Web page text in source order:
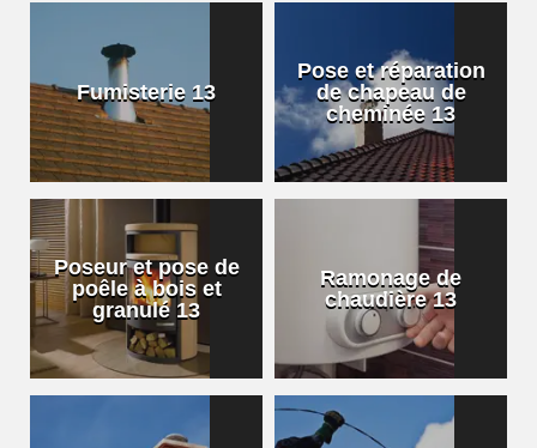
Fumisterie 13
Pose et réparation
de chapeau de
cheminée 13
Poseur et pose de
poêle à bois et
granulé 13
Ramonage de
chaudière 13